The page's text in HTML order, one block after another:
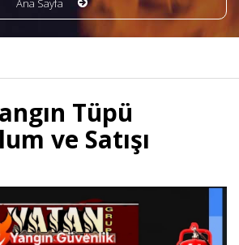
Ana Sayfa
Tüpü
ve Satışı